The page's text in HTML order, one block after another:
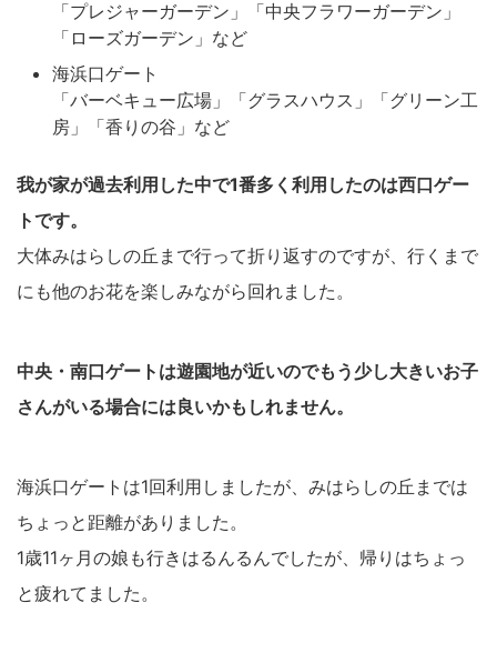
「プレジャーガーデン」「中央フラワーガーデン」
「ローズガーデン」など
海浜口ゲート
「バーベキュー広場」「グラスハウス」「グリーン工
房」「香りの谷」など
我が家が過去利用した中で1番多く利用したのは西口ゲー
トです。
大体みはらしの丘まで行って折り返すのですが、行くまで
にも他のお花を楽しみながら回れました。
中央・南口ゲートは遊園地が近いのでもう少し大きいお子
さんがいる場合には良いかもしれません。
海浜口ゲートは1回利用しましたが、みはらしの丘までは
ちょっと距離がありました。
1歳11ヶ月の娘も行きはるんるんでしたが、帰りはちょっ
と疲れてました。